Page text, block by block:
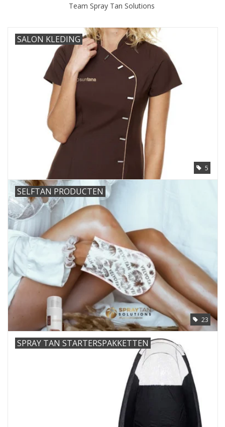
Blog
gift cards/ cadeau bonnen
Team Spray Tan Solutions
SALON KLEDING
5
SELFTAN PRODUCTEN
23
SPRAY TAN STARTERSPAKKETTEN